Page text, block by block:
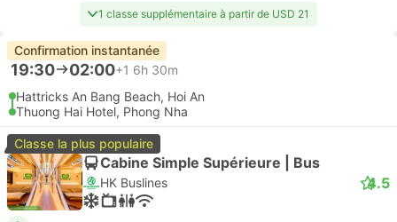
1 classe supplémentaire à partir de USD 21
Confirmation instantanée
19:30 02:00+1 6h 30m
Hattricks An Bang Beach, Hoi An
Thuong Hai Hotel, Phong Nha
Classe la plus populaire
Cabine Simple Supérieure | Bus
HK Buslines 4.5